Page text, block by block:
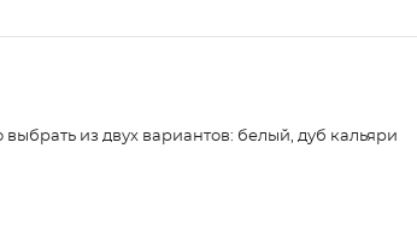
из двух вариантов: белый, дуб кальяри